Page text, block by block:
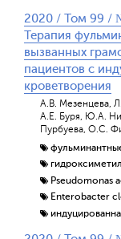
2020 / Том 99 /
Терапия
вызванных
пациентов с
кроветворения
А.В. Мезенцева,
А.Е. Буря, Ю.А.
Пурбуева, О.С.
Pseudomonas
Enterobacter